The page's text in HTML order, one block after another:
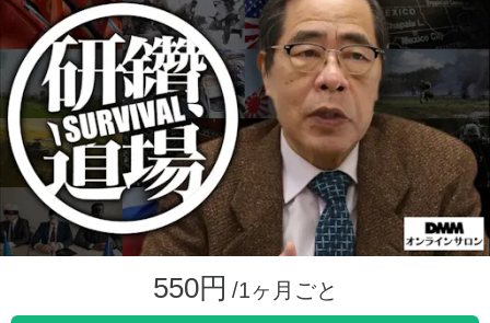
550円 /1ヶ月ごと